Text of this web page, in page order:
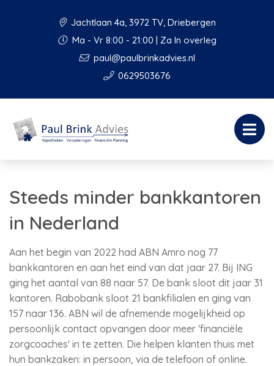
Jachtlaan 4a, 3972 TV, Driebergen
Ma - Vr 8:00 - 21:00 | Za In overleg
paul@paulbrinkadvies.nl
0629503676
Steeds minder bankkantoren
in Nederland
Aan het begin van 2022 had ABN Amro nog 77
bankkantoren en aan het eind van dat jaar 27. Bij ING
ging het aantal van 88 naar 57. De bank sloot dit jaar 31
kantoren. Rabobank sloot 21 bankfilialen en ging van
157 naar 136. ABN wil de afnemende mogelijkheid op
persoonlijk contact opvangen door meer 'financiële
zorgcoaches' in te zetten. Die helpen klanten thuis met
hun bankzaken: in persoon, via de telefoon of online.